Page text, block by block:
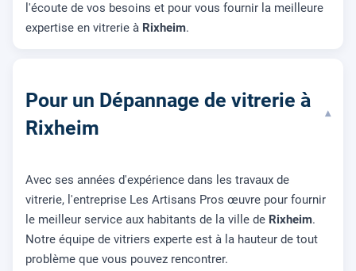
l'écoute de vos besoins et pour vous fournir la meilleure
expertise en vitrerie à Rixheim.
Pour un Dépannage de vitrerie à
Rixheim
▾
Avec ses années d'expérience dans les travaux de
vitrerie, l'entreprise Les Artisans Pros œuvre pour fournir
le meilleur service aux habitants de la ville de Rixheim.
Notre équipe de vitriers experte est à la hauteur de tout
problème que vous pouvez rencontrer.